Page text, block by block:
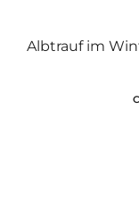
Albtrauf im